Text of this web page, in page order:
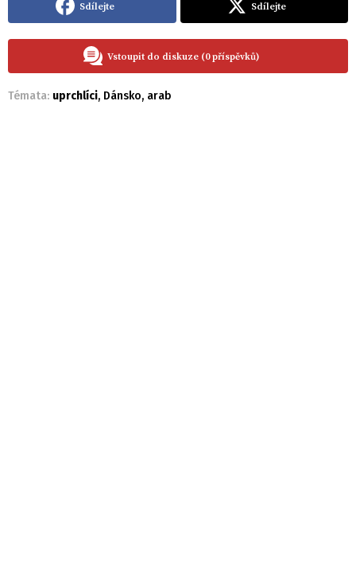
Sdílejte Sdílejte
Vstoupit do diskuze (0 příspěvků)
Témata: uprchlíci, Dánsko, arab